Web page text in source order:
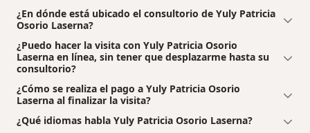
¿En dónde está ubicado el consultorio de Yuly Patricia
Osorio Laserna?
¿Puedo hacer la visita con Yuly Patricia Osorio
Laserna en línea, sin tener que desplazarme hasta su
consultorio?
¿Cómo se realiza el pago a Yuly Patricia Osorio
Laserna al finalizar la visita?
¿Qué idiomas habla Yuly Patricia Osorio Laserna?